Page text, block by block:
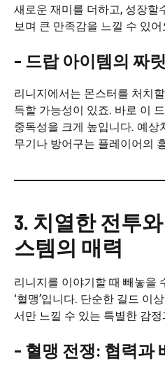
새로운 재미를 더하고, 성장할
보며 큰 만족감을 느낄 수 있어
– 드랍 아이템의 짜
리니지에서는 몬스터를 처치
득할 가능성이 있죠. 바로 이
중독성을 크게 높입니다. 예
무기나 방어구는 플레이어의
3. 치열한 전투
스템의 매력
리니지를 이야기할 때 빼놓을
‘혈맹’입니다. 단순한 길드 이
서만 느낄 수 있는 특별한 감
– 혈맹 전쟁: 협력과